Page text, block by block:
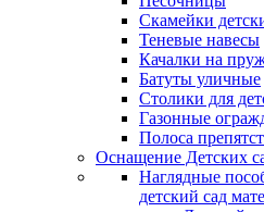
Скамейки
Теневые навесы
Качалки на
Батуты уличные
Столики для
Газонные
Полоса
Оснащение Детских
Наглядные
детский сад